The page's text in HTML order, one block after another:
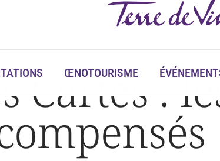
ŒNOTOURISME
Cartes :